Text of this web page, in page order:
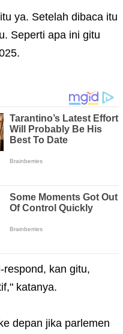
ya. Setelah dibaca itu
Seperti apa ini gitu
kan gitu,
katanya.
depan jika parlemen